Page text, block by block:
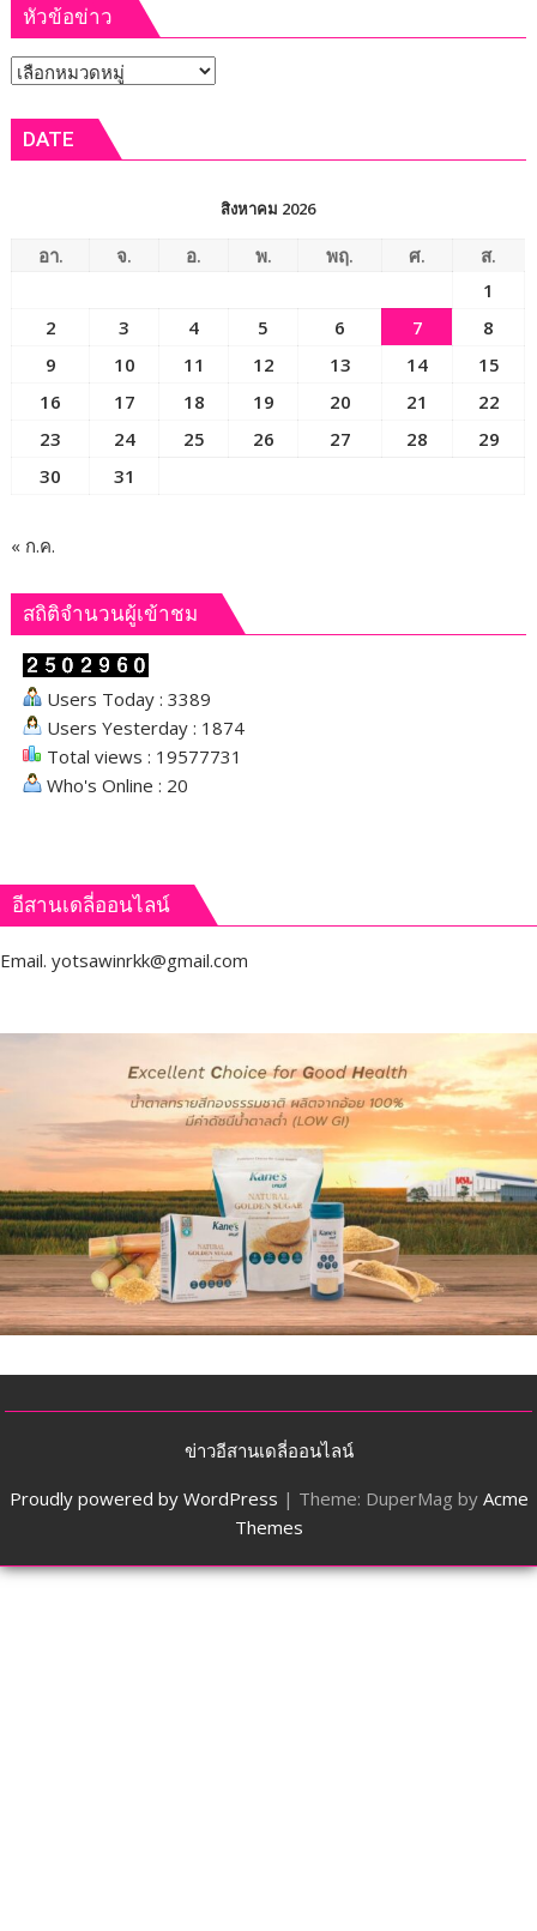
Off
สหกรณ์
ประเทศ
หัวข้อข่าว
หัวข้อ
DATE
สิงหาคม 2026
อา. จ. อ. พ. พฤ. ศ.
ส.
1
2
3 4 5 6 7
8
9
10 11 12 13 14
15
16
17 18 19 20 21
22
23
24 25 26 27 28
29
30
31
« ก.ค.
สถิติจำนวนผู้เข้าชม
Users Today : 3389
Users Yesterday : 1874
Total views : 19577731
Who's Online : 20
อีสานเดลี่ออนไลน์
Email. yotsawinrkk@gmail.com
ข่าวอีสานเดลี่ออนไลน์
Proudly powered by WordPress | Theme: DuperMag by Acme
Themes